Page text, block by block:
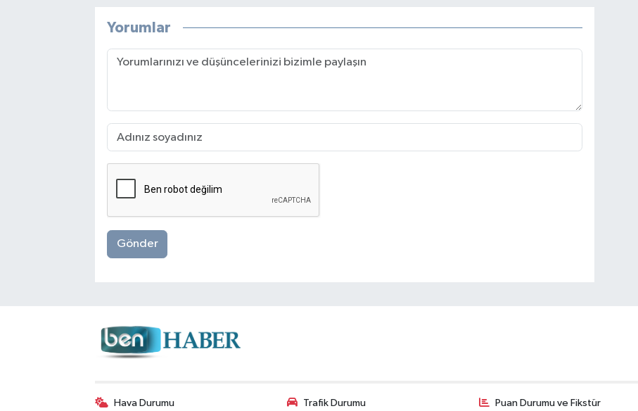
Yorumlar
Gönder
Hava Durumu Trafik Durumu Puan Durumu ve Fikstür